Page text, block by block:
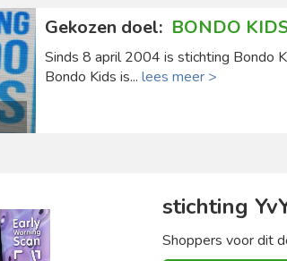
Gekozen doel: BONDO
Sinds 8 april 2004 is stichting Bondo
Bondo Kids is... lees meer >
stichting
Shoppers voor dit